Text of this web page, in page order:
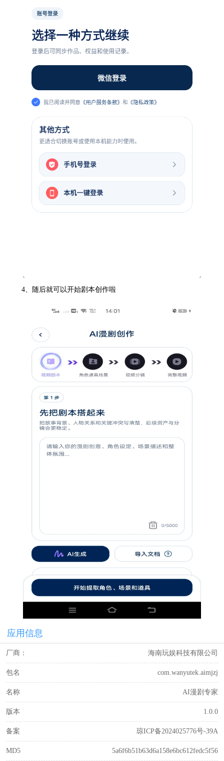
4、随后就可以开始剧本创作啦
应用信息
厂商： 海南玩娱科技有限公司
包名 com.wanyutek.aimjzj
名称 AI漫剧专家
版本 1.0.0
备案 琼ICP备2024025776号-39A
MD5 5a6f6b51b63d6a158e6bc612fedc5f56